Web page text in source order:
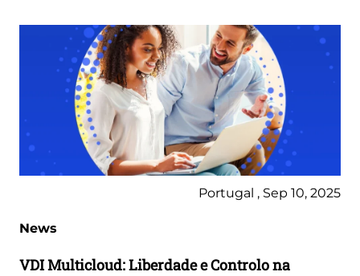
Portugal , Sep 10, 2025
News
VDI Multicloud: Liberdade e Controlo na